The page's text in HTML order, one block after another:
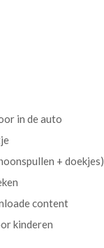
in de auto
+ doekjes)
content
kinderen